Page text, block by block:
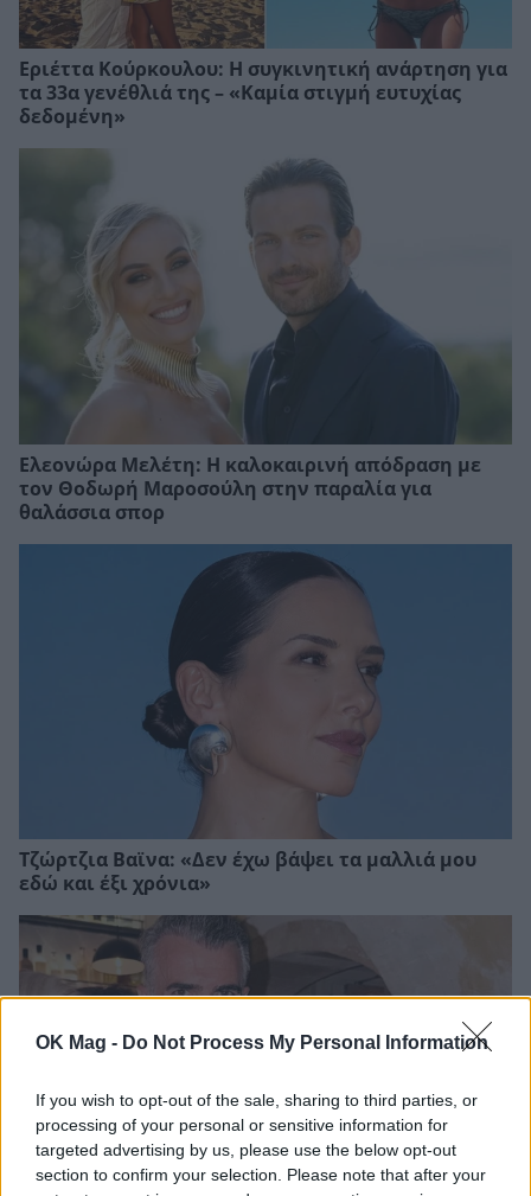
OK Mag - Do Not Process My Personal Information
If you wish to opt-out of the sale, sharing to third parties, or
processing of your personal or sensitive information for
targeted advertising by us, please use the below opt-out
section to confirm your selection. Please note that after your
Εριέττα Κούρκουλου: Η συγκινητική ανάρτηση για
τα 33α γενέθλιά της – «Καμία στιγμή ευτυχίας
δεδομένη»
Ελεονώρα Μελέτη: Η καλοκαιρινή απόδραση με
τον Θοδωρή Μαροσούλη στην παραλία για
θαλάσσια σπορ
Τζώρτζια Βαϊνα: «Δεν έχω βάψει τα μαλλιά μου
εδώ και έξι χρόνια»